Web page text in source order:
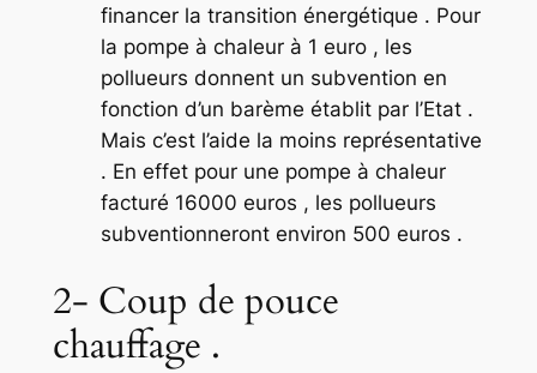
financer la transition énergétique . Pour
la pompe à chaleur à 1 euro , les
pollueurs donnent un subvention en
fonction d’un barème établit par l’Etat .
Mais c’est l’aide la moins représentative
. En effet pour une pompe à chaleur
facturé 16000 euros , les pollueurs
subventionneront environ 500 euros .
2- Coup de pouce
chauffage .